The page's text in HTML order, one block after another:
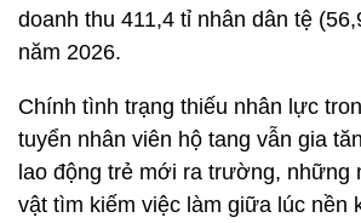
doanh thu 411,4 tỉ nhân dân tệ
năm 2026.
Chính tình trạng thiếu nhân lực
tuyển nhân viên hộ tang vẫn gia
lao động trẻ mới ra trường, những
vật tìm kiếm việc làm giữa lúc nền